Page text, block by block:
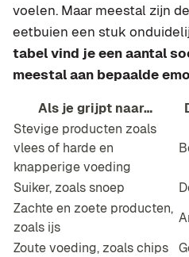
voelen. Maar meestal zijn
eetbuien een stuk
tabel vind je een aantal
meestal aan bepaalde
Als je grijpt naar…
Stevige producten zoals
vlees of harde en
knapperige voeding
Suiker, zoals snoep
Zachte en zoete producten,
zoals ijs
Zoute voeding, zoals chips